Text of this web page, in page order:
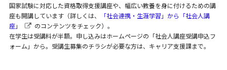
国家試験に対応した資格取得支援講座や、幅広い教養を身に付けるための講
座も開講しています（詳しくは、
「社会連携・生涯学習」から「社会人講
座」
のコンテンツをチェック）。
在学生は受講料が半額。申し込みはホームページの「社会人講座受講申込フ
ォーム」から。受講生募集のチラシが必要な方は、キャリア支援課まで。